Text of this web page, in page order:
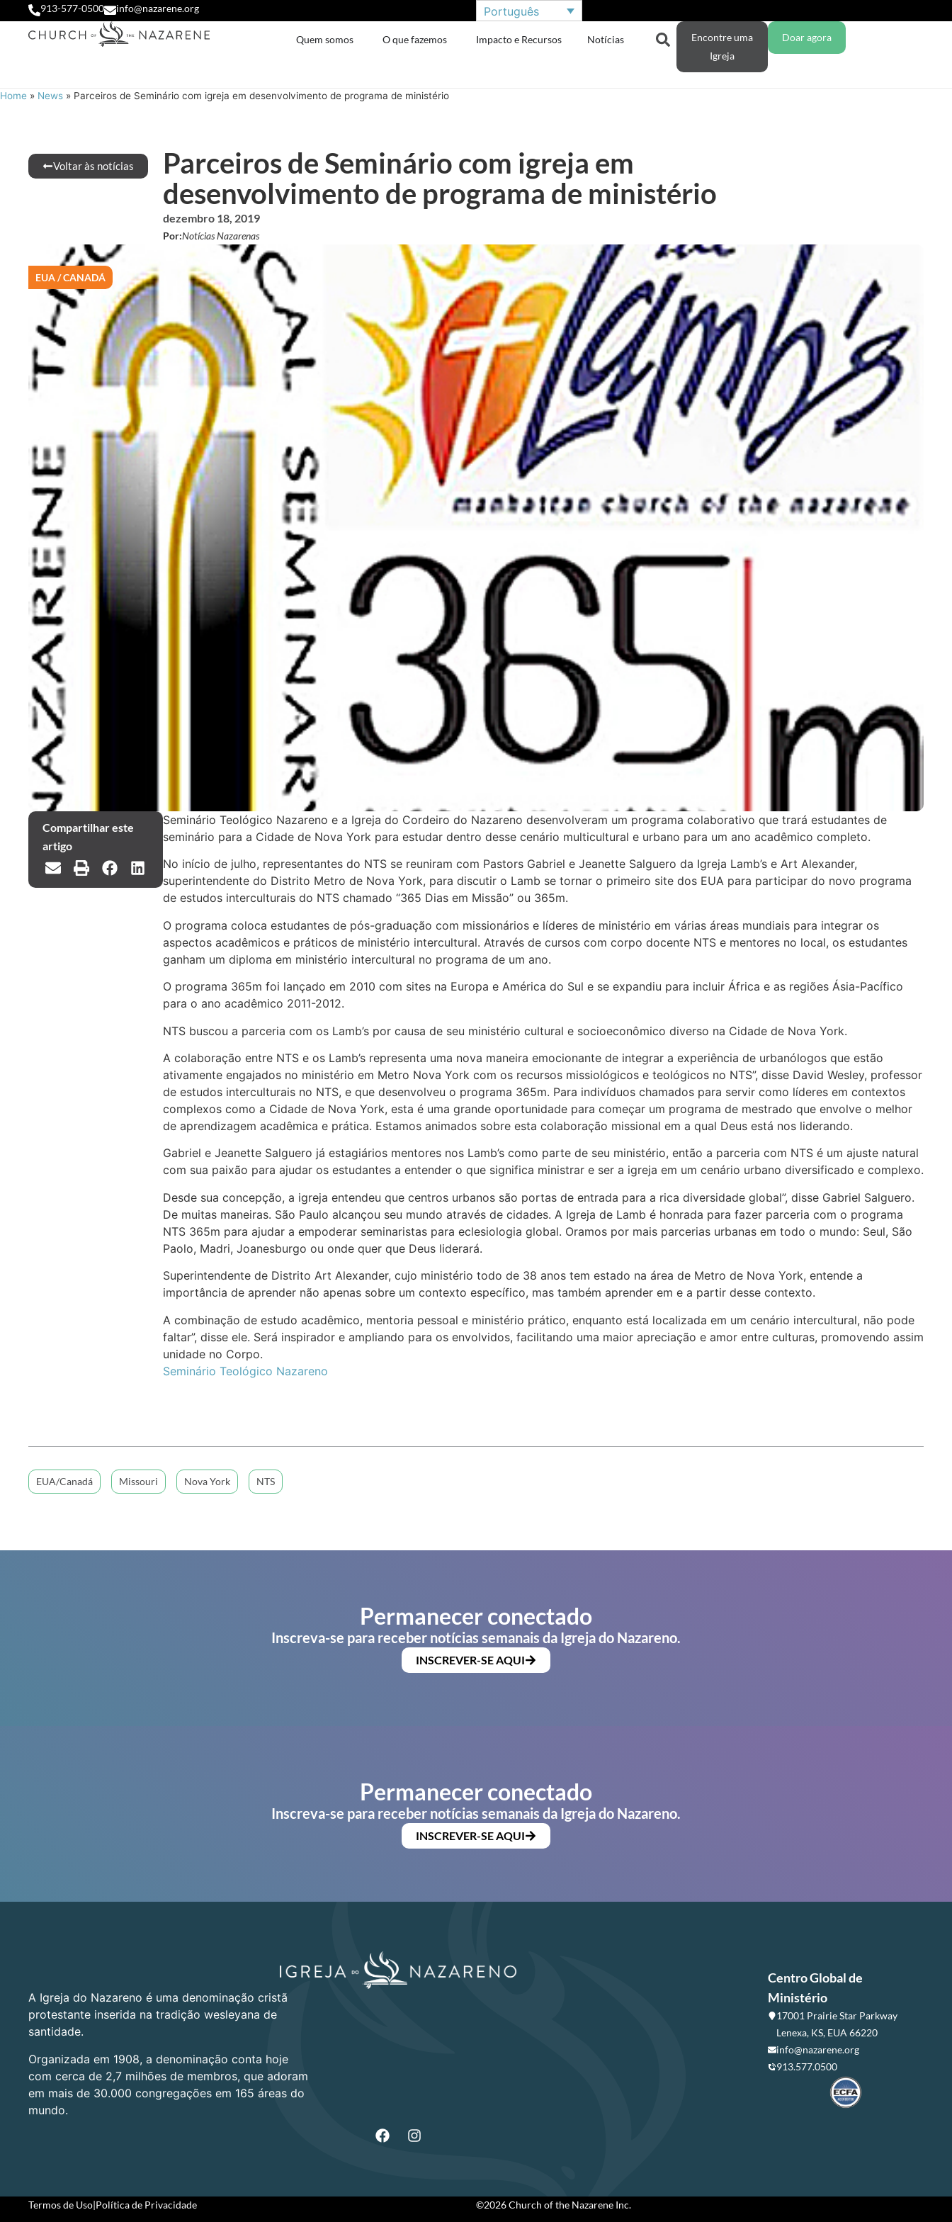
913-577-0500 info@nazarene.org Português
Quem somos O que fazemos Impacto e Recursos Notícias
Encontre uma
Igreja
Doar agora
Home » News » Parceiros de Seminário com igreja em desenvolvimento de programa de ministério
Voltar às notícias
Parceiros de Seminário com igreja em
desenvolvimento de programa de ministério
dezembro 18, 2019
Por:Notícias Nazarenas
EUA / CANADÁ
Compartilhar este
artigo
Seminário Teológico Nazareno e a Igreja do Cordeiro do Nazareno desenvolveram um programa colaborativo que trará estudantes de
seminário para a Cidade de Nova York para estudar dentro desse cenário multicultural e urbano para um ano acadêmico completo.
No início de julho, representantes do NTS se reuniram com Pastors Gabriel e Jeanette Salguero da Igreja Lamb’s e Art Alexander,
superintendente do Distrito Metro de Nova York, para discutir o Lamb se tornar o primeiro site dos EUA para participar do novo programa
de estudos interculturais do NTS chamado “365 Dias em Missão” ou 365m.
O programa coloca estudantes de pós-graduação com missionários e líderes de ministério em várias áreas mundiais para integrar os
aspectos acadêmicos e práticos de ministério intercultural. Através de cursos com corpo docente NTS e mentores no local, os estudantes
ganham um diploma em ministério intercultural no programa de um ano.
O programa 365m foi lançado em 2010 com sites na Europa e América do Sul e se expandiu para incluir África e as regiões Ásia-Pacífico
para o ano acadêmico 2011-2012.
NTS buscou a parceria com os Lamb’s por causa de seu ministério cultural e socioeconômico diverso na Cidade de Nova York.
A colaboração entre NTS e os Lamb’s representa uma nova maneira emocionante de integrar a experiência de urbanólogos que estão
ativamente engajados no ministério em Metro Nova York com os recursos missiológicos e teológicos no NTS”, disse David Wesley, professor
de estudos interculturais no NTS, e que desenvolveu o programa 365m. Para indivíduos chamados para servir como líderes em contextos
complexos como a Cidade de Nova York, esta é uma grande oportunidade para começar um programa de mestrado que envolve o melhor
de aprendizagem acadêmica e prática. Estamos animados sobre esta colaboração missional em a qual Deus está nos liderando.
Gabriel e Jeanette Salguero já estagiários mentores nos Lamb’s como parte de seu ministério, então a parceria com NTS é um ajuste natural
com sua paixão para ajudar os estudantes a entender o que significa ministrar e ser a igreja em um cenário urbano diversificado e complexo.
Desde sua concepção, a igreja entendeu que centros urbanos são portas de entrada para a rica diversidade global”, disse Gabriel Salguero.
De muitas maneiras. São Paulo alcançou seu mundo através de cidades. A Igreja de Lamb é honrada para fazer parceria com o programa
NTS 365m para ajudar a empoderar seminaristas para eclesiologia global. Oramos por mais parcerias urbanas em todo o mundo: Seul, São
Paolo, Madri, Joanesburgo ou onde quer que Deus liderará.
Superintendente de Distrito Art Alexander, cujo ministério todo de 38 anos tem estado na área de Metro de Nova York, entende a
importância de aprender não apenas sobre um contexto específico, mas também aprender em e a partir desse contexto.
A combinação de estudo acadêmico, mentoria pessoal e ministério prático, enquanto está localizada em um cenário intercultural, não pode
faltar”, disse ele. Será inspirador e ampliando para os envolvidos, facilitando uma maior apreciação e amor entre culturas, promovendo assim
unidade no Corpo.
Seminário Teológico Nazareno
EUA/Canadá Missouri Nova York NTS
Permanecer conectado
Inscreva-se para receber notícias semanais da Igreja do Nazareno.
INSCREVER-SE AQUI
Permanecer conectado
Inscreva-se para receber notícias semanais da Igreja do Nazareno.
INSCREVER-SE AQUI
A Igreja do Nazareno é uma denominação cristã
protestante inserida na tradição wesleyana de
santidade.
Organizada em 1908, a denominação conta hoje
com cerca de 2,7 milhões de membros, que adoram
em mais de 30.000 congregações em 165 áreas do
mundo.
Centro Global de
Ministério
17001 Prairie Star Parkway
Lenexa, KS, EUA 66220
info@nazarene.org
913.577.0500
Termos de Uso|Política de Privacidade ©2026 Church of the Nazarene Inc.